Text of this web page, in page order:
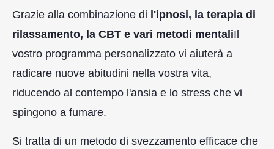
Grazie alla combinazione di l'ipnosi, la terapia di
rilassamento, la CBT e vari metodi mentaliIl
vostro programma personalizzato vi aiuterà a
radicare nuove abitudini nella vostra vita,
riducendo al contempo l'ansia e lo stress che vi
spingono a fumare.
Si tratta di un metodo di svezzamento efficace che